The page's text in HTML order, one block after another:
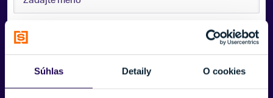
Súhlas Detaily O cookies
E-MAIL: